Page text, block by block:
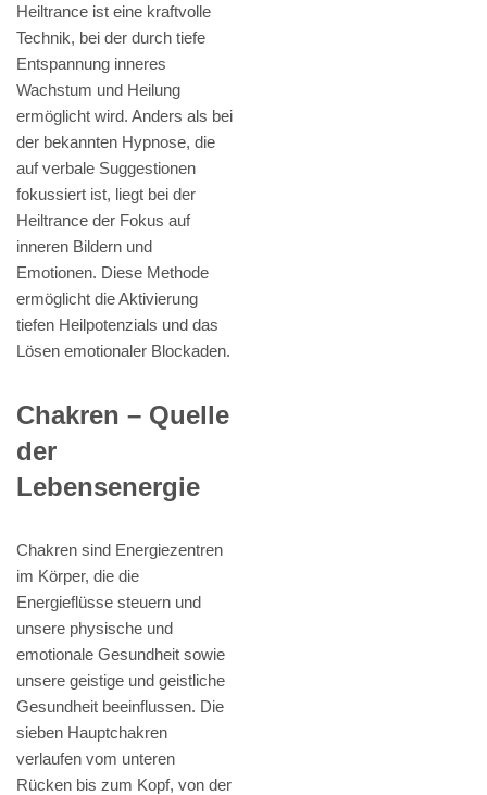
Heiltrance ist eine kraftvolle
Technik, bei der durch tiefe
Entspannung inneres
Wachstum und Heilung
ermöglicht wird. Anders als bei
der bekannten Hypnose, die
auf verbale Suggestionen
fokussiert ist, liegt bei der
Heiltrance der Fokus auf
inneren Bildern und
Emotionen. Diese Methode
ermöglicht die Aktivierung
tiefen Heilpotenzials und das
Lösen emotionaler Blockaden.
Chakren – Quelle
der
Lebensenergie
Chakren sind Energiezentren
im Körper, die die
Energieflüsse steuern und
unsere physische und
emotionale Gesundheit sowie
unsere geistige und geistliche
Gesundheit beeinflussen. Die
sieben Hauptchakren
verlaufen vom unteren
Rücken bis zum Kopf, von der